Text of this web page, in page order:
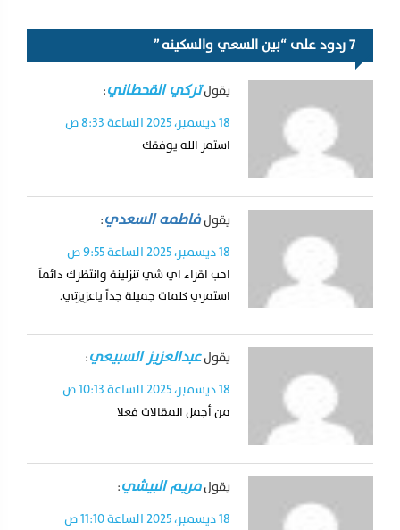
7 ردود على “بين السعي والسكينه ”
يقولتركي القحطاني:
18 ديسمبر، 2025 الساعة 8:33 ص
استمر الله يوفقك
يقولفاطمه السعدي:
18 ديسمبر، 2025 الساعة 9:55 ص
احب اقراء اي شي تنزلينة وانتظرك دائماً
استمري كلمات جميلة جداً ياعزيزتي.
يقولعبدالعزيز السبيعي:
18 ديسمبر، 2025 الساعة 10:13 ص
من أجمل المقالات فعلا
يقولمريم البيشي:
18 ديسمبر، 2025 الساعة 11:10 ص